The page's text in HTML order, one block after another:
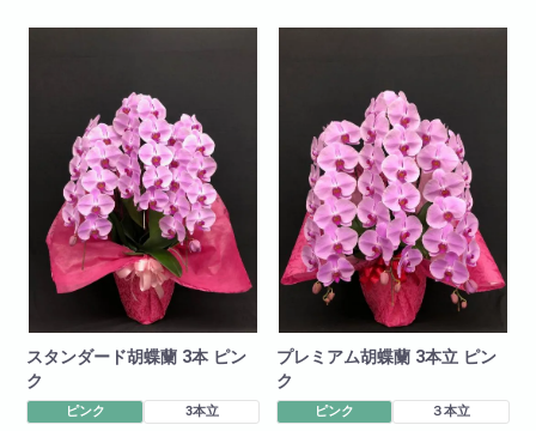
スタンダード胡蝶蘭 3本 ピン
ク
ピンク 3本立
プレミアム胡蝶蘭 3本立 ピン
ク
ピンク ３本立